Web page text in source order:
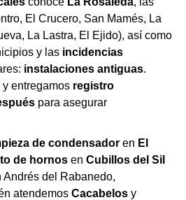
El Crucero, San Mamés, La
La Lastra, El Ejido), así como
y las incidencias
instalaciones antiguas.
y entregamos registro
para asegurar
de condensador en El
de hornos en Cubillos del Sil
Andrés del Rabanedo,
atendemos Cacabelos y